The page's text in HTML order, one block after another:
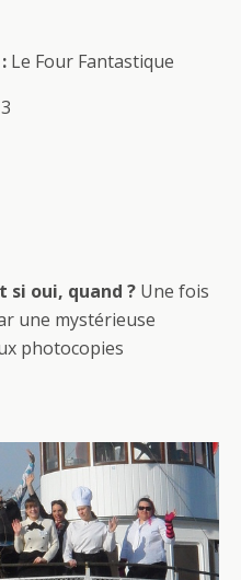
Le Four Fantastique
oui, quand ? Une fois
une mystérieuse
photocopies